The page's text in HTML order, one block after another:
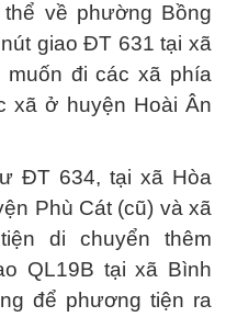
về phường Bồng
giao ĐT 631 tại xã
muốn đi các xã phía
xã ở huyện Hoài Ân
ĐT 634, tại xã Hòa
Phù Cát (cũ) và xã
di chuyển thêm
QL19B tại xã Bình
để phương tiện ra